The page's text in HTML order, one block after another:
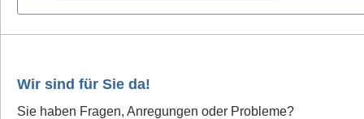
Wir sind für Sie da!
Sie haben Fragen, Anregungen oder Probleme?